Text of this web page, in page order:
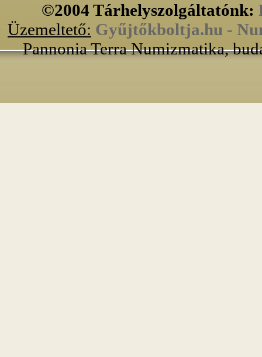
©2004 Tárhelyszolgáltatónk:
Üzemeltető: Gyűjtőkboltja.hu -
Pannonia Terra Numizmatika,